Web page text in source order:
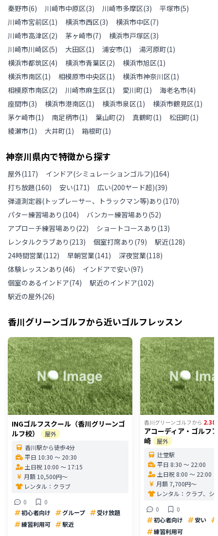
秦野市(6) 川崎市中原区(3) 川崎市多摩区(3) 平塚市(5)
川崎市宮前区(1) 横浜市西区(3) 横浜市中区(7)
川崎市高津区(2) 茅ヶ崎市(7) 横浜市戸塚区(3)
川崎市川崎区(5) 大田区(1) 浦安市(1) 湯河原町(1)
横浜市都筑区(4) 横浜市青葉区(2) 横浜市旭区(1)
横浜市南区(1) 相模原市中央区(1) 横浜市神奈川区(1)
相模原市南区(2) 川崎市麻生区(1) 愛川町(1) 海老名市(4)
座間市(3) 横浜市港南区(1) 横浜市泉区(1) 横浜市鶴見区(1)
茅ケ崎市(1) 南足柄市(1) 葉山町(2) 真鶴町(1) 松田町(1)
綾瀬市(1) 大井町(1) 箱根町(1)
神奈川県内で特徴から探す
屋外(117) インドア(シミュレーションゴルフ)(164)
打ち放題(160) 安い(171) 広い(200ヤード超)(39)
弾道測定器(トップレーサー、トラックマン等)あり (170)
パター練習場あり (104) バンカー練習場あり (52)
アプローチ練習場あり (22) ショートコースあり (13)
レンタルクラブあり (213) 個室打席あり (79) 駅近(128)
24時間営業(112) 早朝営業(141) 深夜営業(118)
体験レッスンあり (46) インドアで安い(97)
個室のあるインドア(74) 駅近のインドア(102)
駅近の屋外(26)
香川グリーンゴルフから近いゴルフレッスン
INGゴルフスクール（香川グリーンゴ
ルフ校）
屋外
香川駅から徒歩4分
平日 10:30 〜 20:30
土日祝 10:00 〜 17:15
月額 10,500円〜
レンタル： クラブ
0
0
初心者向け
グループ
受け放題
練習利用可
駅近
香川グリーンゴルフから 2.38
アコーディア・ゴルフ
崎
屋外
辻堂駅
平日 8:30 〜 22:00
土日祝 8:00 〜 22:00
月額 7,700円〜
レンタル： クラブ、シ
0
0
初心者向け
安い
練習利用可